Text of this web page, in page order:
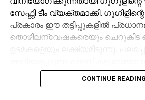
സേഫ്റ്റി ടീം വ്യക്തമാക്കി.
പ്രകാരം ഈ തട്ടിപ്പുകളില്‍
തൊഴിലന്വേഷകരെയും ചെറുകിട
ഏജന്‍സികളുടെയോ പേരില്‍
ലിസ്റ്റിംഗുകള്‍ സൃഷ്ടിക്കപ്പെടുന്നു.
CONTINUE READING